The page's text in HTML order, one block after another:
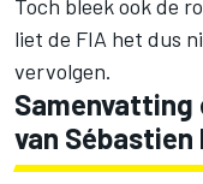
Toch bleek ook de
liet de FIA het dus
vervolgen.
Samenvatting
van Sébastien